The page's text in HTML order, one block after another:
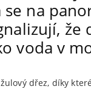
na
že
voda v
dřez, díky